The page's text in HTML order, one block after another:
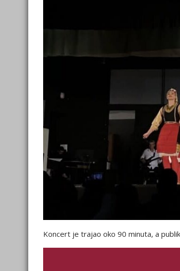
Koncert je trajao oko 90 minuta, a